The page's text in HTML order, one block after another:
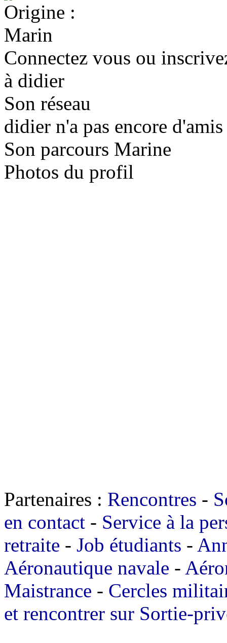
Origine :
Marin
Connectez vous ou
à didier
Son réseau
didier n'a pas encore
Son parcours Marine
Photos du profil
Partenaires : Rencontres -
en contact - Service à la
retraite - Job étudiants -
Aéronautique navale -
Maistrance - Cercles
et rencontrer sur Sortie-